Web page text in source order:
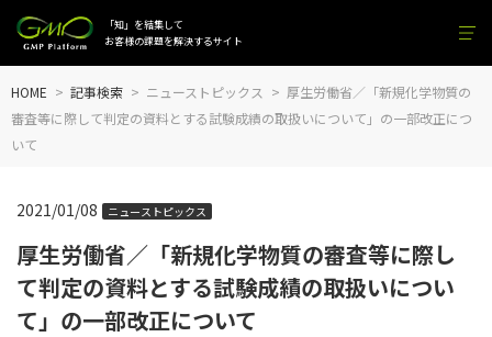
「知」を結集して
お客様の課題を解決するサイト
HOME 記事検索 ニューストピックス
厚生労働省／「新規化学物質の
審査等に際して判定の資料とする試験成績の取扱いについて」の一部改正につ
いて
厚生労働省／「新規化学物質の審査等に際し
て判定の資料とする試験成績の取扱いについ
て」の一部改正について
2021/01/08 ニューストピックス